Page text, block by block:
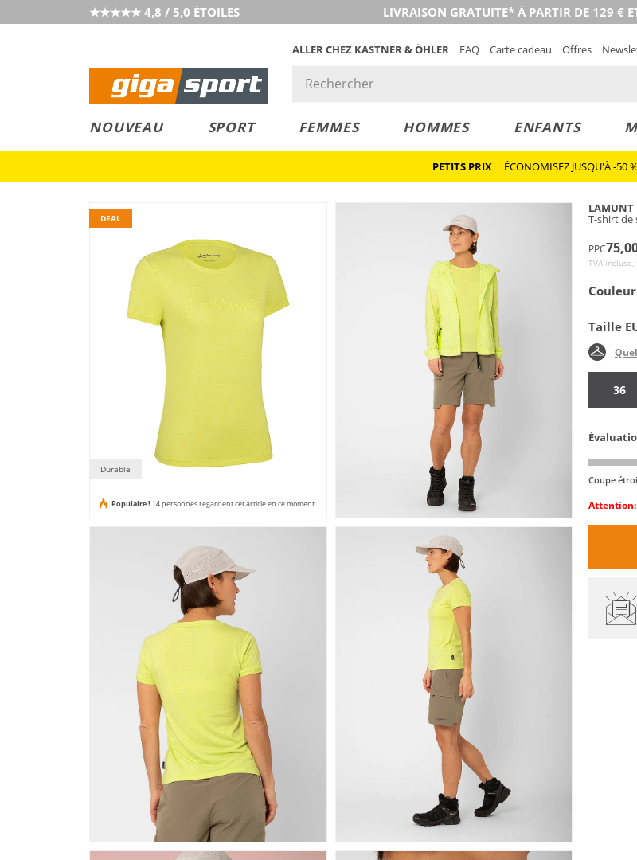
★★★★★ 4,8 / 5,0 ÉTOILES LIVRAISON GRATUITE* À PARTIR DE 129 €
ALLER CHEZ KASTNER & ÖHLER FAQ Carte cadeau Offres
NOUVEAU SPORT FEMMES HOMMES ENFANTS
PETITS PRIX | ÉCONOMISEZ JUSQU'À -50 %
DEAL
Durable
Populaire ! 14 personnes regardent cet article en ce moment
LAMUNT
T-shirt
PPC
TVA
Taille
36
Coupe
Attention: